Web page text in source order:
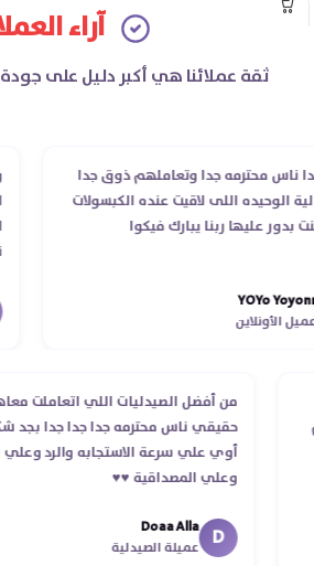
وتعزيز الذاكرة.
آراء
ثقة عملائنا هي أكبر دليل على جودة
محترمه جدا وتعاملهم ذوق جدا
اللى لاقيت عنده الكبسولات
عليها ربنا يبارك فيكوا
YOYo
A
من أفضل الصيدليات اللي اتعاملت
حقيقي ناس محترمه جدا جدا جدا
أوي علي سرعة الاستجابه والرد
وعلي المصداقية ♥️♥️‏
D
Doaa Alla
عميلة الصيدلية